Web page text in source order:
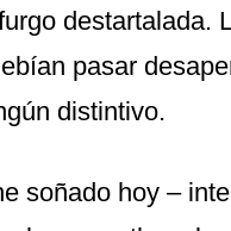
destartalada.
pasar
distintivo.
soñado hoy –